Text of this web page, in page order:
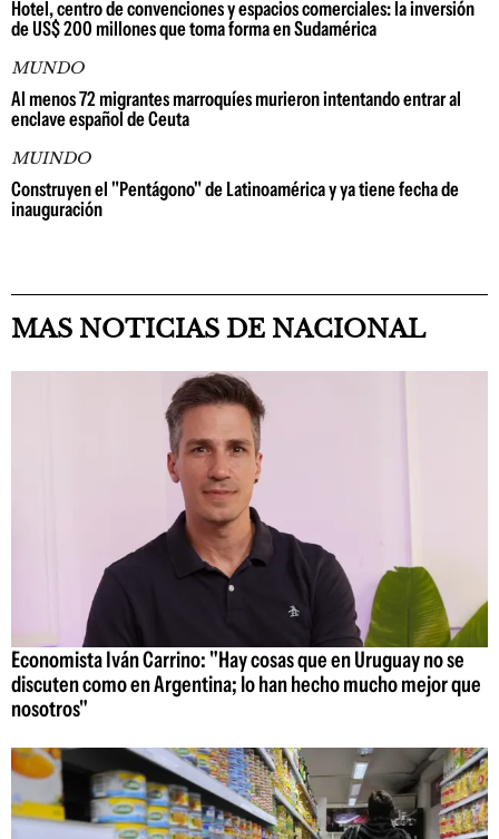
Hotel, centro de convenciones y espacios comerciales: la inversión
de US$ 200 millones que toma forma en Sudamérica
MUNDO
Al menos 72 migrantes marroquíes murieron intentando entrar al
enclave español de Ceuta
MUINDO
Construyen el "Pentágono" de Latinoamérica y ya tiene fecha de
inauguración
MAS NOTICIAS DE NACIONAL
Economista Iván Carrino: "Hay cosas que en Uruguay no se
discuten como en Argentina; lo han hecho mucho mejor que
nosotros"